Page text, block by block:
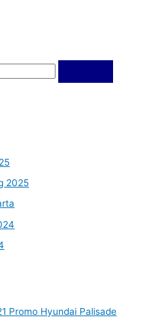
2025
Promo Hyundai Palisade